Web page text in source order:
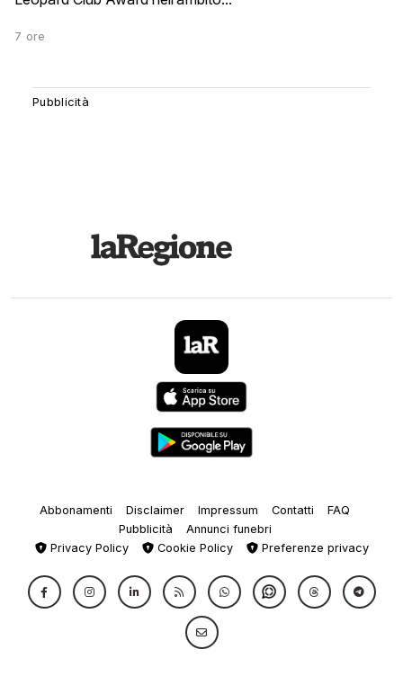
7 ore
Abbonamenti Disclaimer Impressum Contatti
FAQ
Pubblicità
Annunci funebri
Privacy Policy
Cookie Policy Preferenze privacy